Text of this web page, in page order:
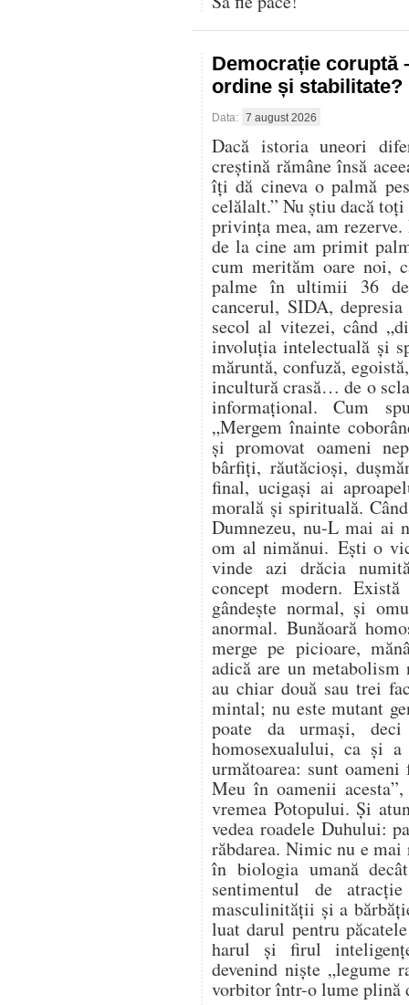
Democrație coruptă
ordine și stabilitate?
Data: 7 august 2026
Dacă istoria uneori
creștină rămâne însă
îți dă cineva o palmă
celălalt.” Nu știu dacă toți
privința mea, am
de la cine am primit
cum merităm oare noi,
palme în ultimii 36
cancerul, SIDA,
secol al vitezei, când
involuția intelectuală și
măruntă, confuză,
incultură crasă… de o
informațional. Cum
„Mergem înainte
și promovat oameni
bârfiți, răutăcioși,
final, ucigași ai
morală și spirituală.
Dumnezeu, nu-L mai ai
om al nimănui. Ești o
vinde azi drăcia
concept modern.
gândește normal, și
anormal. Bunăoară
merge pe picioare,
adică are un
au chiar două sau trei
mintal; nu este mutant
poate da urmași,
homosexualului, ca și
următoarea: sunt
Meu în oamenii
vremea Potopului. Și
vedea roadele Duhului:
răbdarea. Nimic nu e
în biologia umană
sentimentul de
masculinității și a
luat darul pentru
harul și firul
devenind niște „legume
vorbitor într-o lume plină